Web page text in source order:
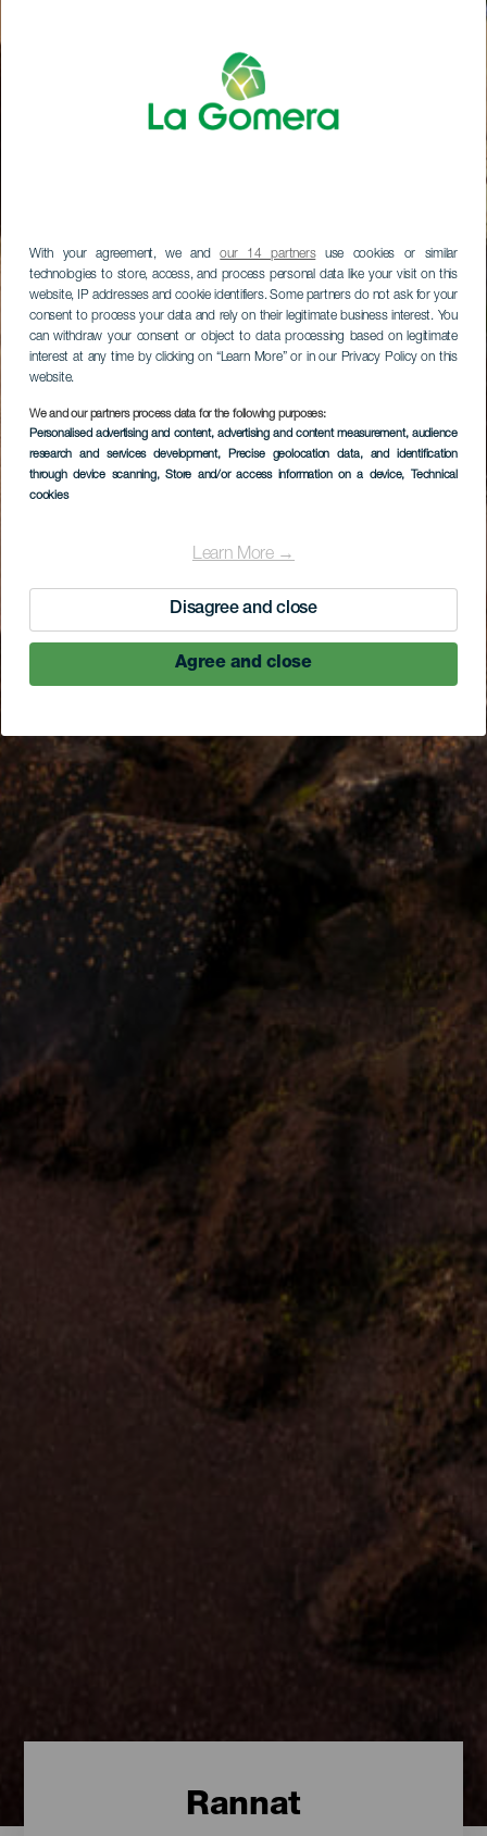
With your agreement, we andour 14 partnersuse cookies or similar
technologies to store, access, and process personal data like your visit on this
website, IP addresses and cookie identifiers. Some partners do not ask for your
consent to process your data and rely on their legitimate business interest. You
can withdraw your consent or object to data processing based on legitimate
interest at any time by clicking on “Learn More” or in our Privacy Policy on this
website.
We and our partners process data for the following purposes:
Personalised advertising and content, advertising and content measurement, audience
research and services development, Precise geolocation data, and identification
through device scanning, Store and/or access information on a device, Technical
cookies
Learn More →
Disagree and close
Agree and close
Rannat